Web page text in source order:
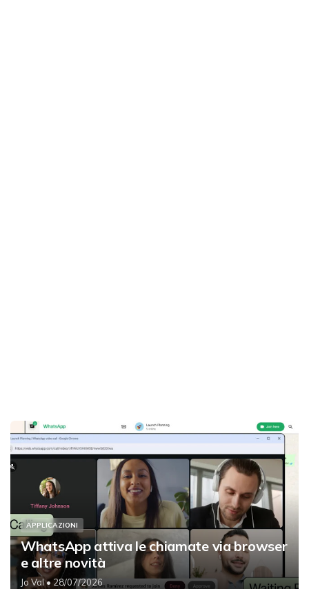
APPLICAZIONI
WhatsApp attiva le chiamate via browser
e altre novità
Jo Val• 28/07/2026